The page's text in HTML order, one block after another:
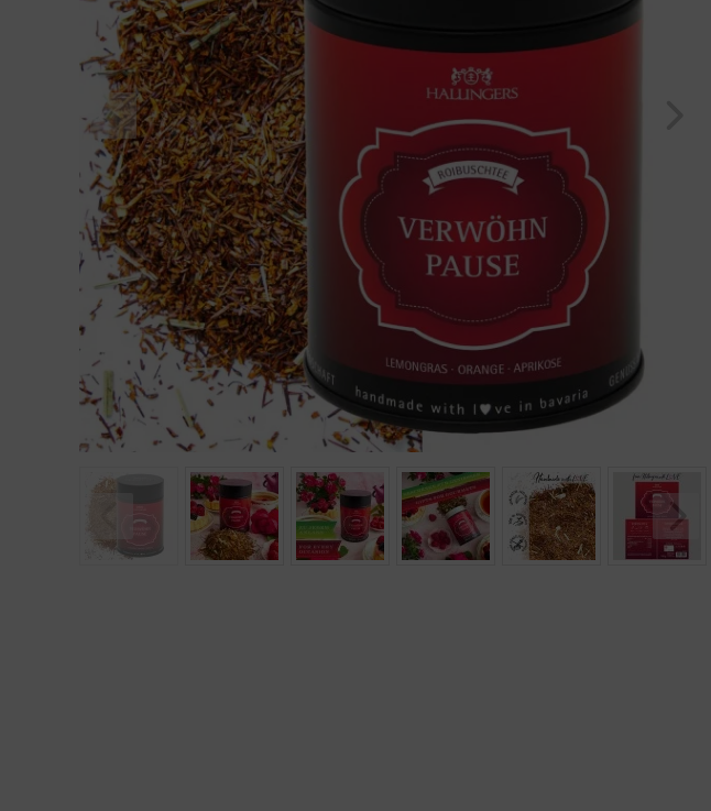
Geburtstag